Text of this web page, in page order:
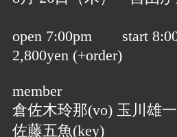
open 7:00pm start
2,800yen (+order)
member
倉佐木玲那(vo) 玉川雄
佐藤五魚(key)